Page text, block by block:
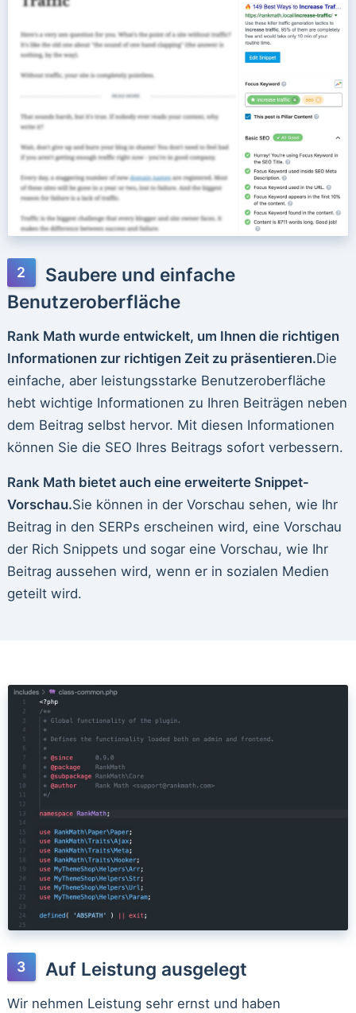
Saubere und einfache
Benutzeroberfläche
Rank Math wurde entwickelt, um Ihnen die richtigen
Informationen zur richtigen Zeit zu präsentieren.Die
einfache, aber leistungsstarke Benutzeroberfläche
hebt wichtige Informationen zu Ihren Beiträgen neben
dem Beitrag selbst hervor. Mit diesen Informationen
können Sie die SEO Ihres Beitrags sofort verbessern.
Rank Math bietet auch eine erweiterte Snippet-
Vorschau.Sie können in der Vorschau sehen, wie Ihr
Beitrag in den SERPs erscheinen wird, eine Vorschau
der Rich Snippets und sogar eine Vorschau, wie Ihr
Beitrag aussehen wird, wenn er in sozialen Medien
geteilt wird.
Auf Leistung ausgelegt
Wir nehmen Leistung sehr ernst und haben